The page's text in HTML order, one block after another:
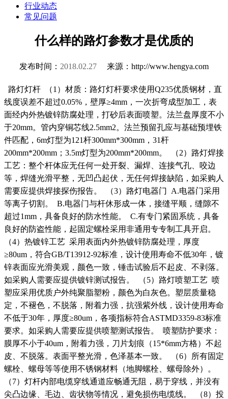
行业动态
常见问题
什么样的路灯参数才是优质的
发布时间： 2018.02.27 来源：http://www.hengya.com
路灯灯杆 （1）材质：路灯灯杆要求使用Q235优质钢材，直
线度误差不超过0.05%，壁厚≥4mm，一次折弯成型加工，表
面经内外热镀锌防腐处理，打砂后表面喷塑。法兰盘厚度不小
于20mm。管内穿铜芯线2.5mm2。法兰预留孔应与基础预埋铁
件匹配，6m灯型为121杆300mm*300mm，31杆
200mm*200mm；3.5m灯型为200mm*200mm。 （2）路灯焊接
工艺：整个杆体应无任何一处开裂、漏焊、连接气孔、咬边
等，焊缝光滑平整，无凹凸起伏，无任何焊接缺陷，如采购人
需要应提供焊接探伤报告。 （3）路灯电器门 A.电器门采用
等离子切割。 B.电器门与杆休形成一体，接缝平顺，缝隙不
超过1mm，具备良好的防水性能。 C.有专门紧固系统，具备
良好的防盗性能，起固定螺栓采用非通用专专制工具开启。
（4）热镀锌工艺 采用表面内外热镀锌防腐处理，厚度
≥80um，符合GB/T13912-92标准，设计使用寿命不低30年，镀
锌表面应光滑美观，颜色一致，锤击试验后不起皮、不剥落。
如采购人需要应提供镀锌测试报告。 （5）路灯喷塑工艺 喷
塑应采用优质户外纯聚脂塑粉，颜色为白灰色。塑层质量稳
定，不褪色，不脱落，附着力强，抗强紫外线，设计使用寿命
不低于30年，厚度≥80um，各项指标符合ASTMD3359-83标准
要求。如采购人需要应提供喷塑测试报告。 喷塑防护要求：
膜厚不小于40um，附着力强，刀片划痕（15*6mm方格）不起
皮、不脱落。表面平整光滑，色泽基本一致。 （6）所有固定
螺栓、螺母等等使用不锈钢材料（地脚螺栓、螺母除外）。
（7）灯杆内部电缆穿线通道应畅通无阻，易于穿线，并没有
尖凸边缘、毛边、齿状物等情况，避免损伤电缆线。 （8）投